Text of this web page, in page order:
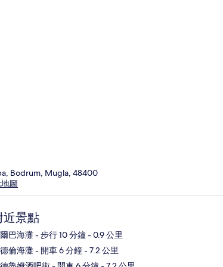
Bodrum, Mugla, 48400
圖
近景點
巴海灘- 步行 10 分鐘- 0.9 公里
倫海灘- 開車 6 分鐘- 7.2 公里